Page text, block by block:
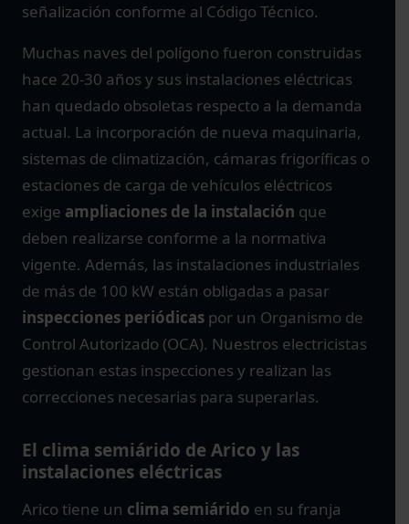
señalización conforme al Código Técnico.
Muchas naves del polígono fueron construidas
hace 20-30 años y sus instalaciones eléctricas
han quedado obsoletas respecto a la demanda
actual. La incorporación de nueva maquinaria,
sistemas de climatización, cámaras frigoríficas o
estaciones de carga de vehículos eléctricos
exige ampliaciones de la instalación que
deben realizarse conforme a la normativa
vigente. Además, las instalaciones industriales
de más de 100 kW están obligadas a pasar
inspecciones periódicas por un Organismo de
Control Autorizado (OCA). Nuestros electricistas
gestionan estas inspecciones y realizan las
correcciones necesarias para superarlas.
El clima semiárido de Arico y las
instalaciones eléctricas
Arico tiene un clima semiárido en su franja